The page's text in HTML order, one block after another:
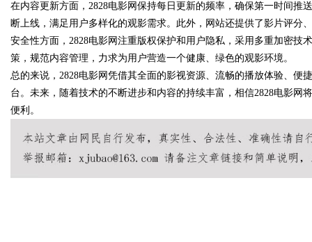
!
在内容更新方面，2828电影网保持每日更新的频率，确保第一时间
断上线，满足用户多样化的观影需求。此外，网站还提供了影片评分
安全性方面，2828电影网注重版权保护和用户隐私，采用多重加密
策，规范内容管理，力求为用户营造一个健康、绿色的观影环境。
总的来说，2828电影网凭借其全面的影视资源、流畅的播放体验、
台。未来，随着技术的不断进步和内容的持续丰富，相信2828电影
便利。